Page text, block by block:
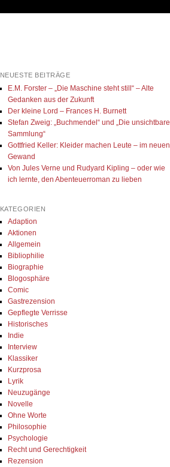
NEUESTE BEITRÄGE
E.M. Forster – „Die Maschine steht still“ – Alte
Gedanken aus der Zukunft
Der kleine Lord – Frances H. Burnett
Stefan Zweig: „Buchmendel“ und „Die unsichtbare
Sammlung“
Gottfried Keller: Kleider machen Leute – im neuen
Gewand
Von Jules Verne und Rudyard Kipling – oder wie
ich lernte, den Abenteuerroman zu lieben
KATEGORIEN
Adaption
Aktionen
Allgemein
Bibliophilie
Biographie
Blogosphäre
Comic
Gastrezension
Gepflegte Verrisse
Historisches
Indie
Interview
Klassiker
Kurzprosa
Lyrik
Neuzugänge
Novelle
Ohne Worte
Philosophie
Psychologie
Recht und Gerechtigkeit
Rezension